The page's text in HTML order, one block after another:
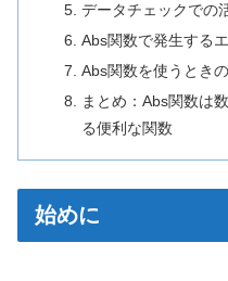
データチェックでの
Abs関数で発生する
Abs関数を使うとき
まとめ：Abs関数は
る便利な関数
始めに